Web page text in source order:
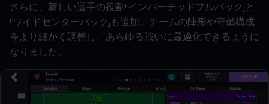
さらに、新しい選手の役割「インバーテッドフルバック」と
「ワイドセンターバック」も追加。チームの陣形や守備構成
をより細かく調整し、あらゆる戦いに最適化できるように
なりました。